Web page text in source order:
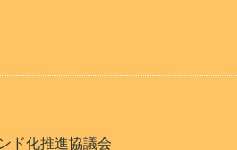
ド化推進協議会